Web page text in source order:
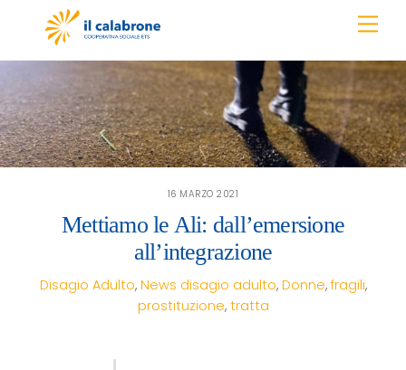
content
16 MARZO 2021
Mettiamo le Ali: dall’emersione
all’integrazione
Disagio Adulto, News disagio adulto, Donne,fragili,
prostituzione, tratta